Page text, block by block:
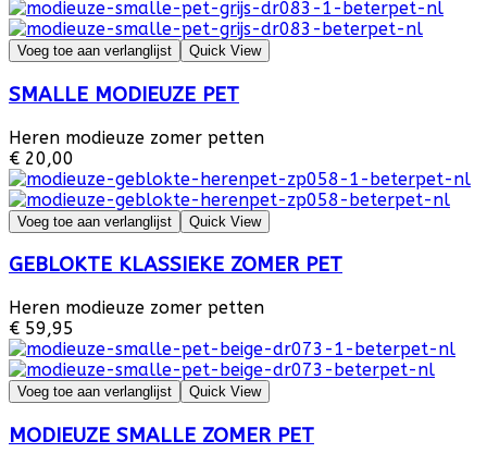
Voeg toe aan verlanglijst Quick View
SMALLE MODIEUZE PET
Heren modieuze zomer petten
€ 20,00
Voeg toe aan verlanglijst Quick View
GEBLOKTE KLASSIEKE ZOMER PET
Heren modieuze zomer petten
€ 59,95
Voeg toe aan verlanglijst Quick View
MODIEUZE SMALLE ZOMER PET